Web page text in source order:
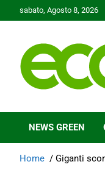
to
sabato, Agosto 8, 2026
Ecoo.it
NEWS GREEN
Home Giganti